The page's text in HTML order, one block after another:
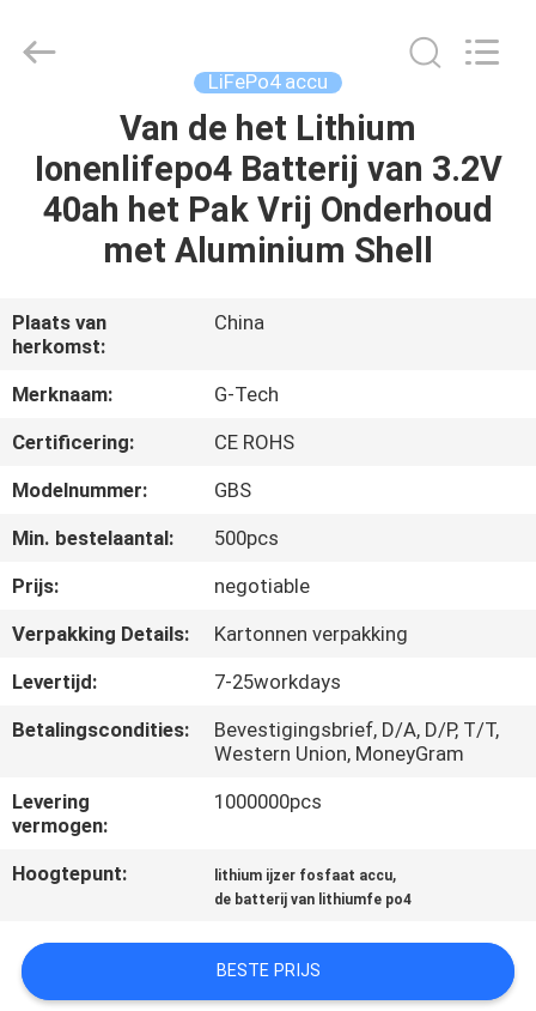
PRODUCTEN
ONS
FABRIEKSTOCHT
KWALITEITSCONTROLE
NEEM
CONTACT
MET
ONS
OP
NIEUWS
VRAAG
OFFERTE
POWER
GROUP.
LiFePo4 accu
Van de het Lithium
Ionenlifepo4 Batterij van 3.2V
40ah het Pak Vrij Onderhoud
met Aluminium Shell
Plaats van
herkomst:
China
Merknaam:
G-Tech
Certificering:
CE ROHS
Modelnummer:
GBS
Min. bestelaantal:
500pcs
Prijs:
negotiable
Verpakking Details:
Kartonnen verpakking
Levertijd:
7-25workdays
Betalingscondities:
Bevestigingsbrief, D/A, D/P, T/T,
Western Union, MoneyGram
Levering
vermogen:
1000000pcs
Hoogtepunt: lithium ijzer fosfaat accu,
de batterij van lithiumfe po4
BESTE PRIJS